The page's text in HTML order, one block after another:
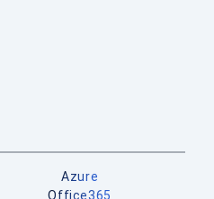
Azure
Office365